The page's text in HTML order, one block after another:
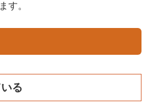
す。
る